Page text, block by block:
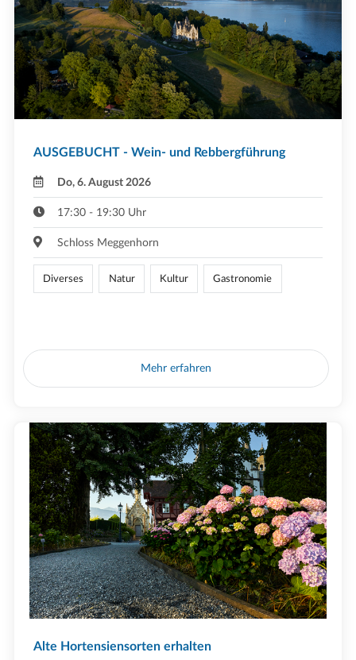
AUSGEBUCHT - Wein- und Rebbergführung
Do, 6. August 2026
17:30 - 19:30 Uhr
Schloss Meggenhorn
Diverses Natur Kultur Gastronomie
Mehr erfahren
Alte Hortensiensorten erhalten